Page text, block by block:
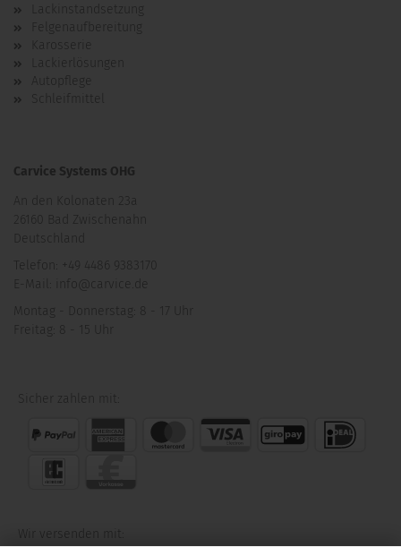
Lackinstandsetzung
Felgenaufbereitung
Karosserie
Lackierlösungen
Autopflege
Schleifmittel
Carvice Systems OHG
An den Kolonaten 23a
26160 Bad Zwischenahn
Deutschland
Telefon: +49 4486 9383170
E-Mail: info@carvice.de
Montag - Donnerstag: 8 - 17 Uhr
Freitag: 8 - 15 Uhr
Sicher zahlen mit:
Wir versenden mit: